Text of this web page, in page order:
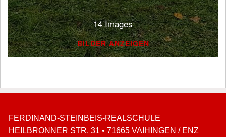
14 Images
BILDER ANZEIGEN
FERDINAND-STEINBEIS-REALSCHULE
HEILBRONNER STR. 31 • 71665 VAIHINGEN / ENZ